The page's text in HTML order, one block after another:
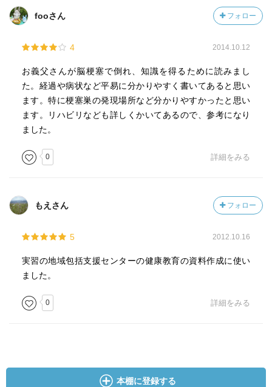
fooさん フォロー
4 2014.10.12
お義父さんが脳梗塞で倒れ、知識を得るために読みまし
た。経過や病状など平易に分かりやすく書いてあると思い
ます。特に梗塞巣の発現場所など分かりやすかったと思い
ます。リハビリなども詳しくかいてあるので、参考になり
ました。
0 詳細をみる
もえさん フォロー
5 2012.10.16
実習の地域包括支援センターの健康教育の資料作成に使い
ました。
0 詳細をみる
本棚に登録する